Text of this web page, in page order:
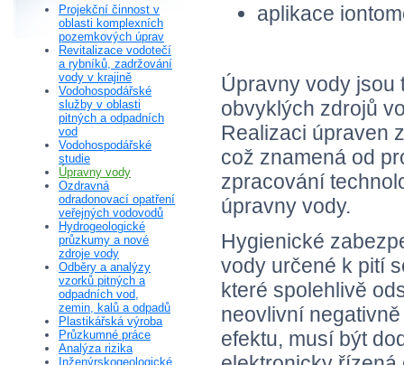
aplikace
Úpravny vody jsou
obvyklých zdrojů
Realizaci úpraven
což znamená od
zpracování
úpravny vody.
Hygienické
vody určené k pití
které spolehlivě
neovlivní
efektu, musí být
Projekční činnost v
oblasti komplexních
pozemkových úprav
Revitalizace vodotečí
a rybníků, zadržování
vody v krajině
Vodohospodářské
služby v oblasti
pitných a odpadních
vod
Vodohospodářské
studie
Úpravny vody
Ozdravná
odradonovací opatření
veřejných vodovodů
Hydrogeologické
průzkumy a nové
zdroje vody
Odběry a analýzy
vzorků pitných a
odpadních vod,
zemin, kalů a odpadů
Plastikářská výroba
Průzkumné práce
Analýza rizika
Inženýrskogeologické